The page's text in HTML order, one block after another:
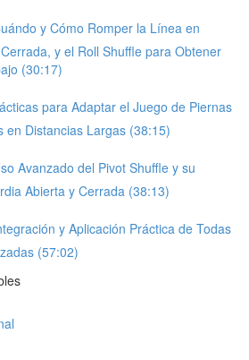
y Cómo Romper la Línea en
y el Roll Shuffle para Obtener
(30:17)
para Adaptar el Juego de Piernas
en Distancias Largas (38:15)
Avanzado del Pivot Shuffle y su
Abierta y Cerrada (38:13)
y Aplicación Práctica de Todas
(57:02)